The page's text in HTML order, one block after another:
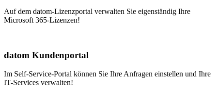
Auf dem datom-Lizenzportal verwalten Sie eigenständig Ihre
Microsoft 365-Lizenzen!
datom Kundenportal
Im Self-Service-Portal können Sie Ihre Anfragen einstellen und Ihre
IT-Services verwalten!